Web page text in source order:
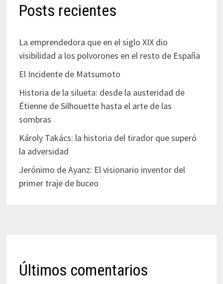
Posts recientes
La emprendedora que en el siglo XIX dio
visibilidad a los polvorones en el resto de España
El Incidente de Matsumoto
Historia de la silueta: desde la austeridad de
Étienne de Silhouette hasta el arte de las
sombras
Károly Takács: la historia del tirador que superó
la adversidad
Jerónimo de Ayanz: El visionario inventor del
primer traje de buceo
Últimos comentarios